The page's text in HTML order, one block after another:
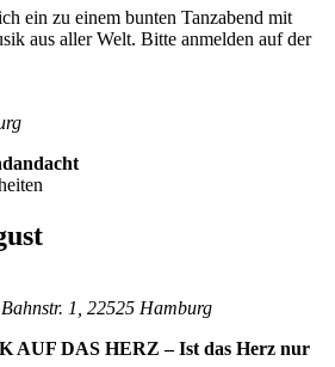
ein zu einem bunten Tanzabend mit
aus aller Welt. Bitte anmelden auf der
1, 22525 Hamburg
AUF DAS HERZ – Ist das Herz nur